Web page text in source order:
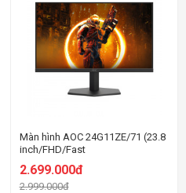
Màn hình AOC 24G11ZE/71 (23.8
inch/FHD/Fast
2.699.000đ
2.999.000đ